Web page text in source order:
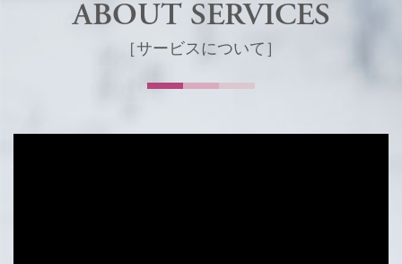
ABOUT SERVICES
［サービスについて］